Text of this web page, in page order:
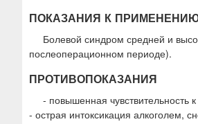
ПОКАЗАНИЯ К
Болевой синдром средней и
послеоперационном периоде).
ПРОТИВОПОКАЗАНИЯ
- повышенная чувствительность
- острая интоксикация алкоголем,